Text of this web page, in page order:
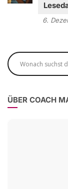
6.
ÜBER COACH